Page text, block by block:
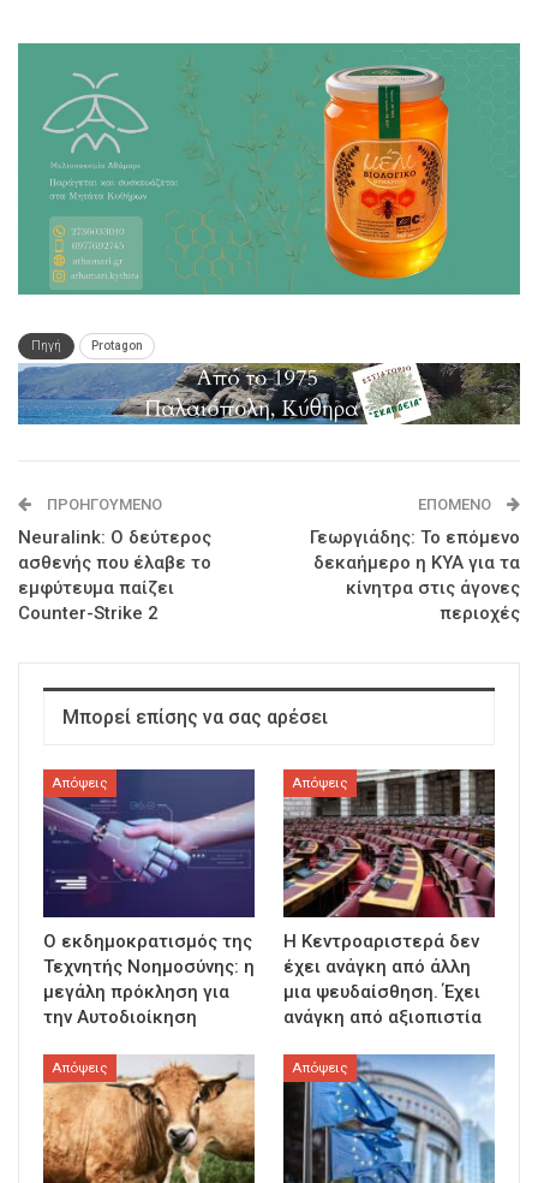
Πηγή Protagon
ΠΡΟΗΓΟΎΜΕΝΟ
Neuralink: Ο δεύτερος
ασθενής που έλαβε το
εμφύτευμα παίζει
Counter-Strike 2
ΕΠΌΜΕΝΟ
Γεωργιάδης: Το επόμενο
δεκαήμερο η ΚΥΑ για τα
κίνητρα στις άγονες
περιοχές
Μπορεί επίσης να σας αρέσει
Απόψεις
Ο εκδημοκρατισμός της
Τεχνητής Νοημοσύνης: η
μεγάλη πρόκληση για
την Αυτοδιοίκηση
Απόψεις
Η Κεντροαριστερά δεν
έχει ανάγκη από άλλη
μια ψευδαίσθηση. Έχει
ανάγκη από αξιοπιστία
Απόψεις Απόψεις